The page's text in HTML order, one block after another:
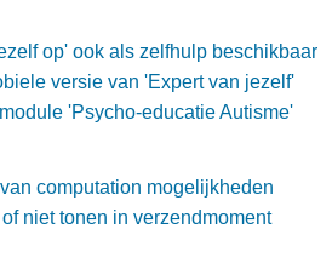
op' ook als zelfhulp beschikbaar
versie van 'Expert van jezelf'
'Psycho-educatie Autisme'
computation mogelijkheden
niet tonen in verzendmoment